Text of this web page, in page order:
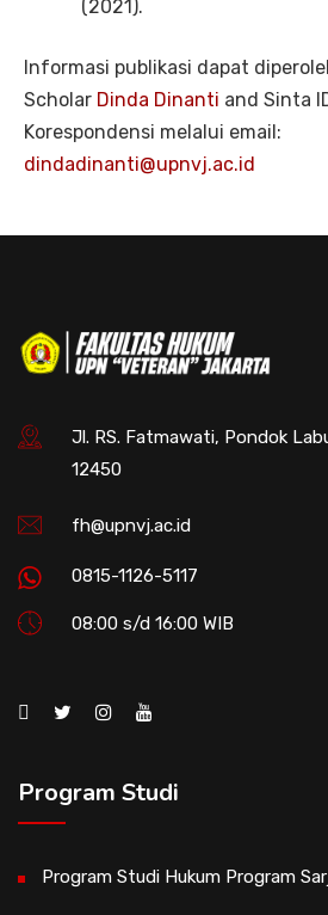
(2021).
Informasi publikasi dapat
Scholar Dinda Dinanti and Sinta
Korespondensi melalui email:
dindadinanti@upnvj.ac.id
Jl. RS. Fatmawati, Pondok
12450
fh@upnvj.ac.id
0815-1126-5117
08:00 s/d 16:00 WIB
Program Studi
Program Studi Hukum Program